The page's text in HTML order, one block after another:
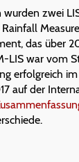
wurden zwei
das über
LIS war vom
erfolgreich
auf der